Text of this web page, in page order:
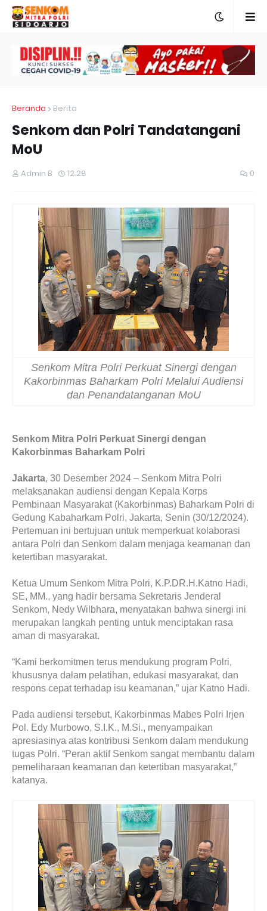
Beranda Berita
Senkom dan Polri Tandatangani
MoU
Admin B 12.28 0
Senkom Mitra Polri Perkuat Sinergi dengan
Kakorbinmas Baharkam Polri Melalui Audiensi
dan Penandatanganan MoU
Senkom Mitra Polri Perkuat Sinergi dengan
Kakorbinmas Baharkam Polri
Jakarta, 30 Desember 2024 – Senkom Mitra Polri
melaksanakan audiensi dengan Kepala Korps
Pembinaan Masyarakat (Kakorbinmas) Baharkam Polri di
Gedung Kabaharkam Polri, Jakarta, Senin (30/12/2024).
Pertemuan ini bertujuan untuk memperkuat kolaborasi
antara Polri dan Senkom dalam menjaga keamanan dan
ketertiban masyarakat.
Ketua Umum Senkom Mitra Polri, K.P.DR.H.Katno Hadi,
SE, MM., yang hadir bersama Sekretaris Jenderal
Senkom, Nedy Wilbhara, menyatakan bahwa sinergi ini
merupakan langkah penting untuk menciptakan rasa
aman di masyarakat.
“Kami berkomitmen terus mendukung program Polri,
khususnya dalam pelatihan, edukasi masyarakat, dan
respons cepat terhadap isu keamanan,” ujar Katno Hadi.
Pada audiensi tersebut, Kakorbinmas Mabes Polri Irjen
Pol. Edy Murbowo, S.I.K., M.Si., menyampaikan
apresiasinya atas kontribusi Senkom dalam mendukung
tugas Polri. “Peran aktif Senkom sangat membantu dalam
pemeliharaan keamanan dan ketertiban masyarakat,”
katanya.